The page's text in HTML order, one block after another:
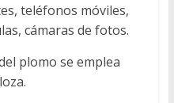
teléfonos móviles,
cámaras de fotos.
plomo se emplea